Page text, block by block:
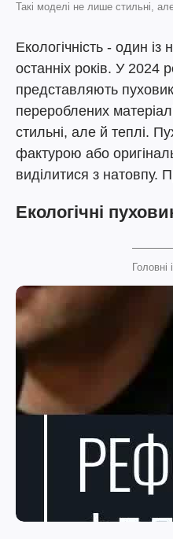
Такі моделі не лише стильні,
Екологічність - один із
останніх років. У 2024
представляють
перероблених
стильні, але й теплі.
фактурою або
виділитися з натовпу.
Екологічні
Головні